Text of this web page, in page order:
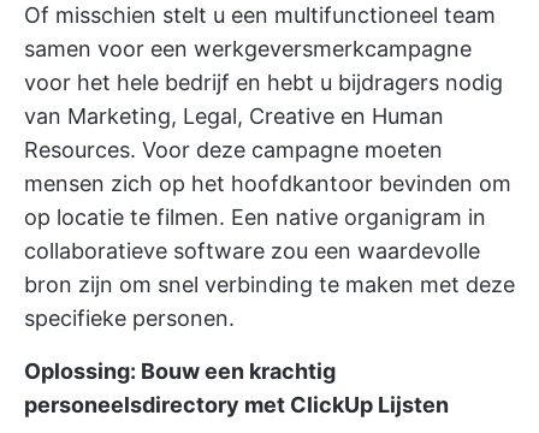
Of misschien stelt u een multifunctioneel team
samen voor een werkgeversmerkcampagne
voor het hele bedrijf en hebt u bijdragers nodig
van Marketing, Legal, Creative en Human
Resources. Voor deze campagne moeten
mensen zich op het hoofdkantoor bevinden om
op locatie te filmen. Een native organigram in
collaboratieve software zou een waardevolle
bron zijn om snel verbinding te maken met deze
specifieke personen.
Oplossing: Bouw een krachtig
personeelsdirectory met ClickUp Lijsten